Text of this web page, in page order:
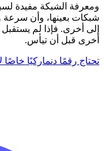
ومعرفة الشبكة مفيدة
شبكات بعينها، وأن
إلى أخرى. فإذا لم
أخرى قبل أن تيأس.
تحتاج رقمًا دنماركيًا